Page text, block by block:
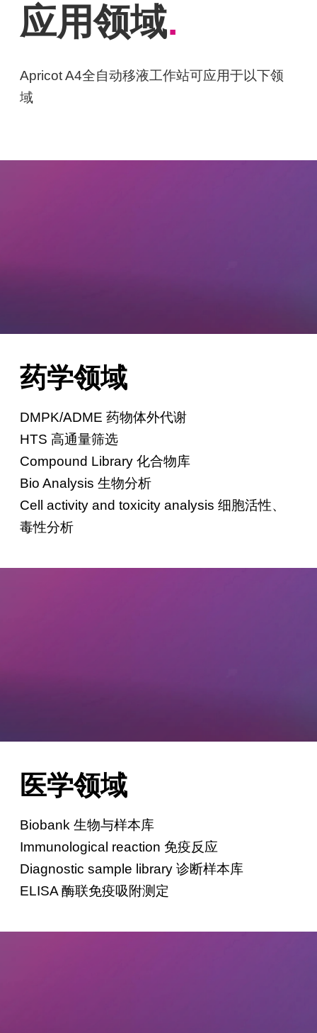
应用领域.
Apricot A4全自动移液工作站可应用于以下领
域
药学领域
DMPK/ADME 药物体外代谢
HTS 高通量筛选
Compound Library 化合物库
Bio Analysis 生物分析
Cell activity and toxicity analysis 细胞活性、
毒性分析
医学领域
Biobank 生物与样本库
Immunological reaction 免疫反应
Diagnostic sample library 诊断样本库
ELISA 酶联免疫吸附测定